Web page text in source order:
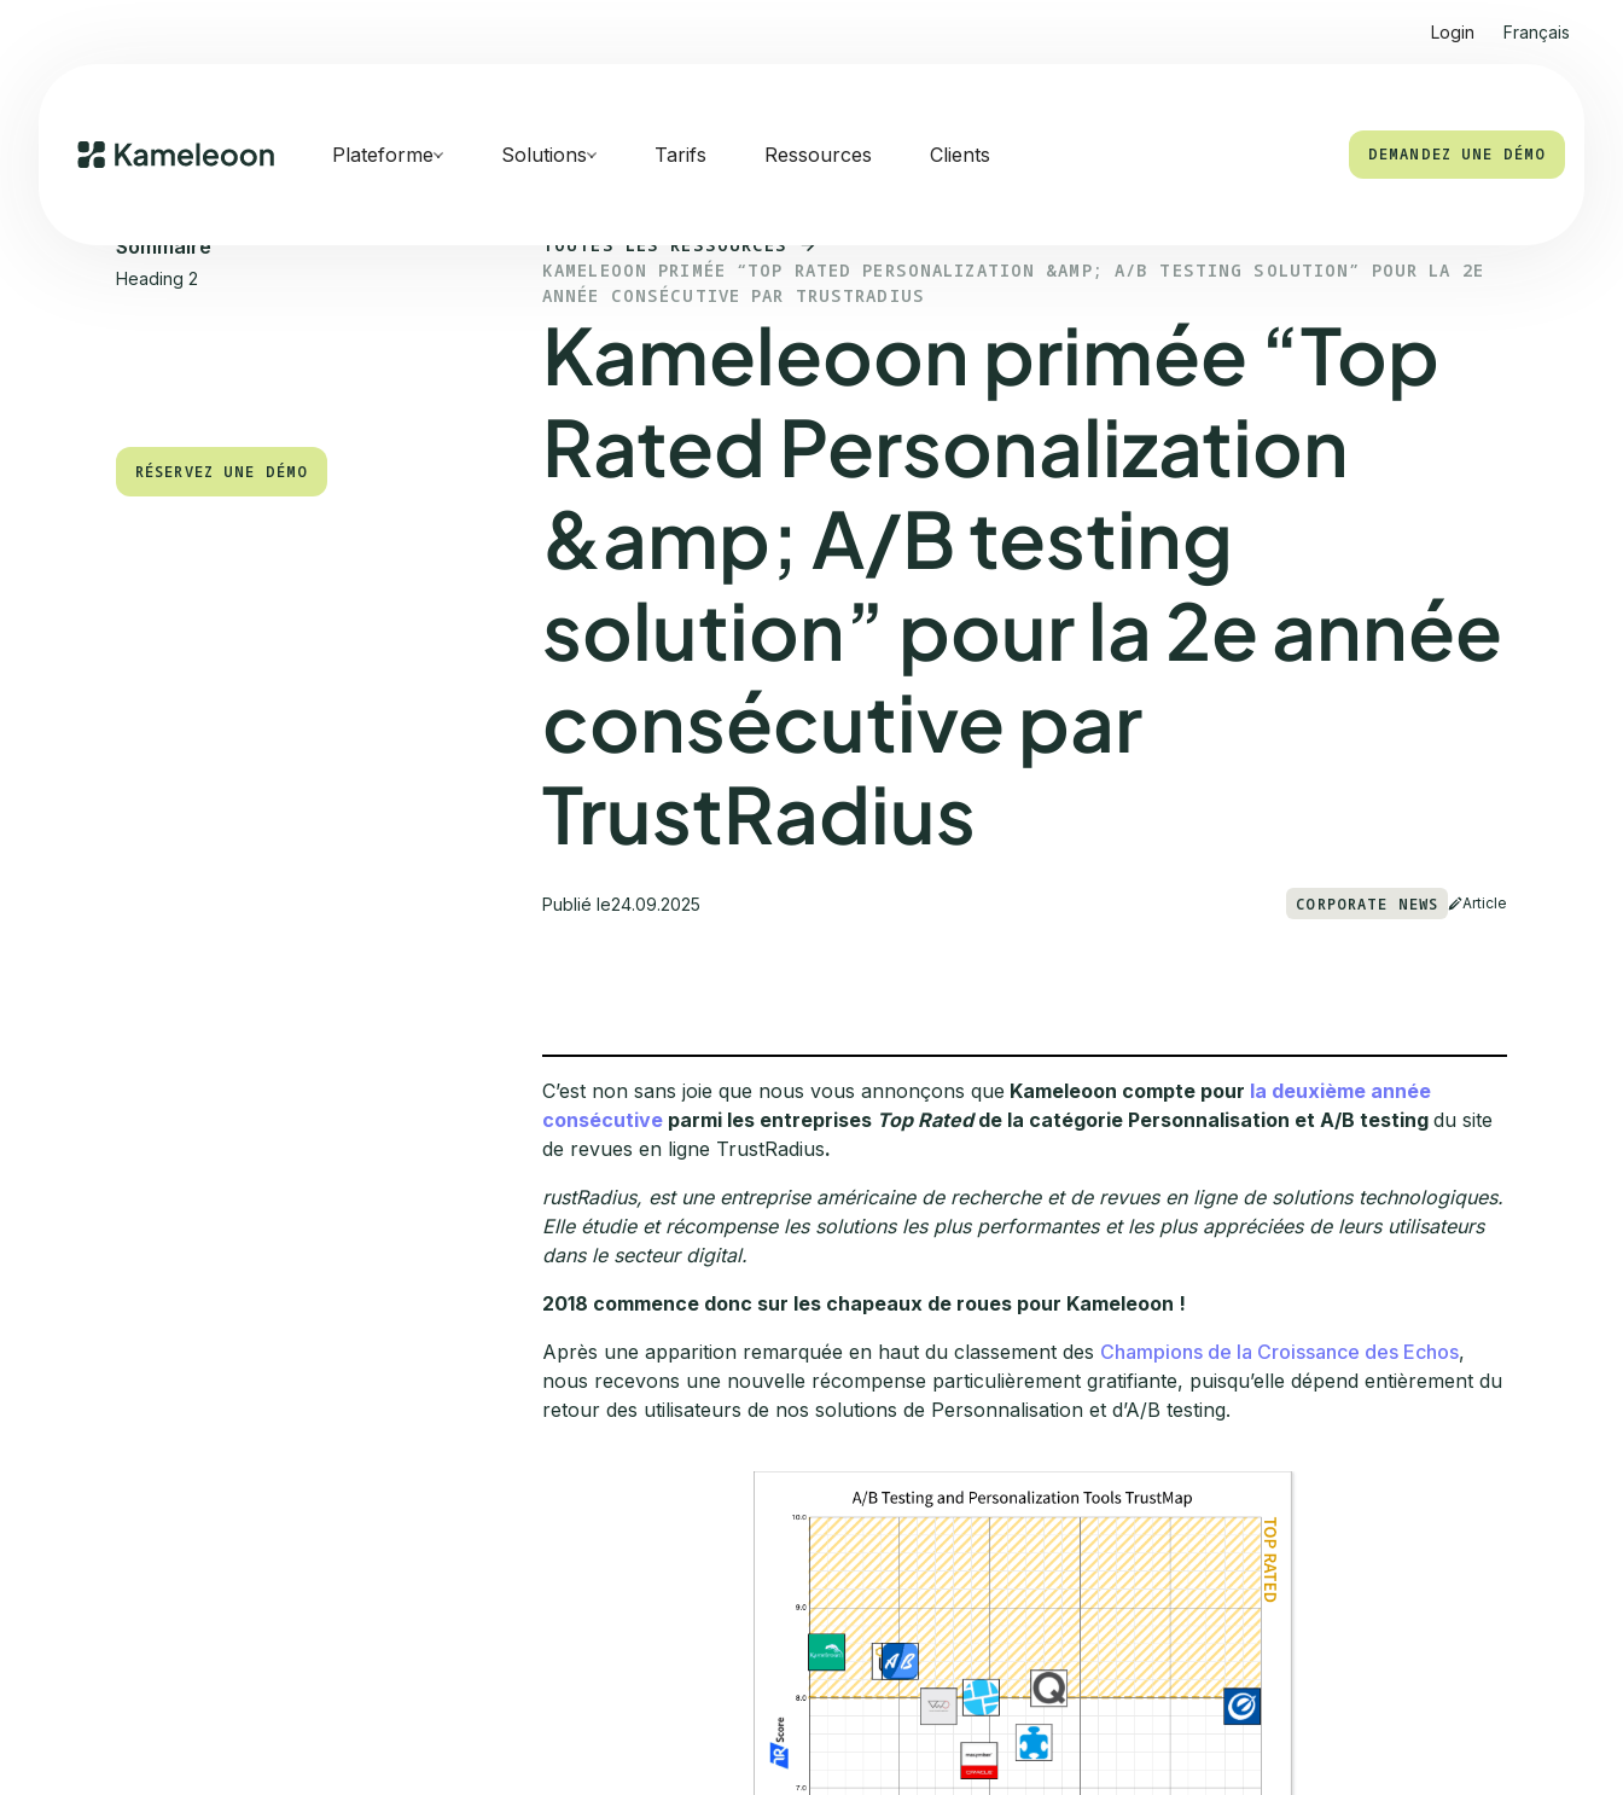
Login Français
Plateforme Solutions Tarifs Ressources Clients DEMANDEZ UNE DÉMO
Sommaire
Heading 2
RÉSERVEZ UNE DÉMO
TOUTES LES RESSOURCES
KAMELEOON PRIMÉE “TOP RATED PERSONALIZATION &AMP; A/B TESTING SOLUTION” POUR LA 2E
ANNÉE CONSÉCUTIVE PAR TRUSTRADIUS
Kameleoon primée “Top
Rated Personalization
&amp; A/B testing
solution” pour la 2e année
consécutive par
TrustRadius
Publié le24.09.2025 CORPORATE NEWS Article
C’est non sans joie que nous vous annonçons que Kameleoon compte pour la deuxième année
consécutiveparmi les entreprises Top Ratedde la catégorie Personnalisation et A/B testing du site
de revues en ligne TrustRadius.
rustRadius, est une entreprise américaine de recherche et de revues en ligne de solutions technologiques.
Elle étudie et récompense les solutions les plus performantes et les plus appréciées de leurs utilisateurs
dans le secteur digital.
2018 commence donc sur les chapeaux de roues pour Kameleoon !
Après une apparition remarquée en haut du classement des Champions de la Croissance des Echos,
nous recevons une nouvelle récompense particulièrement gratifiante, puisqu’elle dépend entièrement du
retour des utilisateurs de nos solutions de Personnalisation et d’A/B testing.